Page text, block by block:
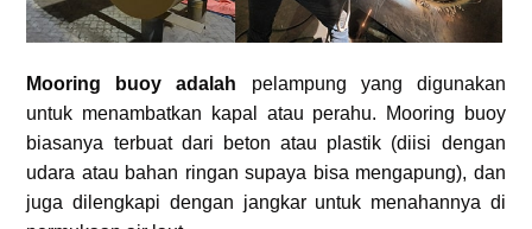
Mooring buoy adalah pelampung yang digunakan
untuk menambatkan kapal atau perahu. Mooring buoy
biasanya terbuat dari beton atau plastik (diisi dengan
udara atau bahan ringan supaya bisa mengapung), dan
juga dilengkapi dengan jangkar untuk menahannya di